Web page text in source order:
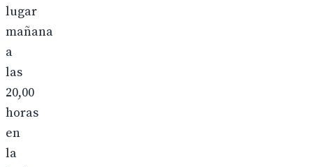
lugar
mañana
a
las
20,00
horas
en
la